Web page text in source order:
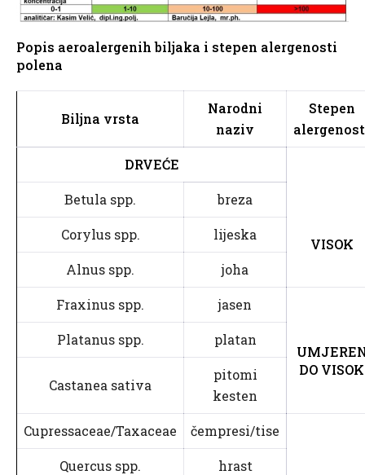
Popis aeroalergenih biljaka i stepen alergenosti
polena
Biljna vrsta
Narodni
naziv
Stepen
DRVEĆE
VISOK
Betula spp. breza
Corylus spp. lijeska
Alnus spp. joha
Fraxinus spp. jasen
DO VISOK
Platanus spp. platan
Castanea sativa
pitomi
kesten
Cupressaceae/Taxaceae čempresi/tise
Quercus spp. hrast